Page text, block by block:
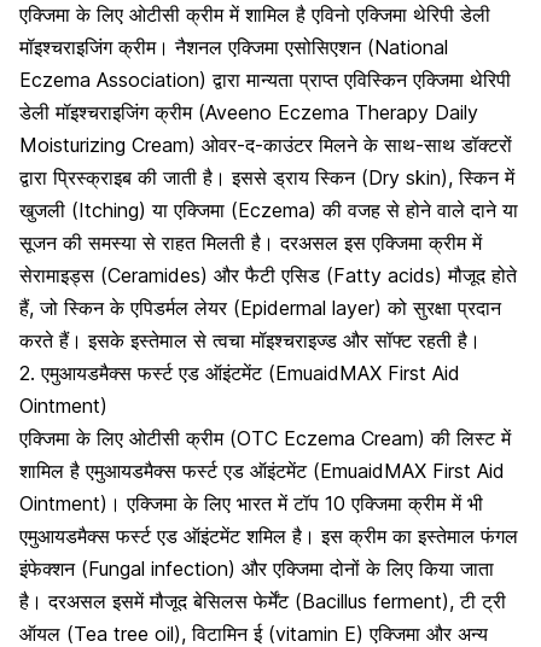
एक्जिमा के लिए ओटीसी क्रीम में शामिल है एविनो एक्जिमा थेरिपी डेली
मॉइश्चराइजिंग क्रीम। नैशनल एक्जिमा एसोसिएशन (National
Eczema Association) द्वारा मान्यता प्राप्त एविस्किन एक्जिमा थेरिपी
डेली मॉइश्चराइजिंग क्रीम (Aveeno Eczema Therapy Daily
Moisturizing Cream) ओवर-द-काउंटर मिलने के साथ-साथ डॉक्टरों
द्वारा प्रिस्क्राइब की जाती है। इससे ड्राय स्किन (Dry skin), स्किन में
खुजली (Itching) या एक्जिमा (Eczema) की वजह से होने वाले दाने या
सूजन की समस्या से राहत मिलती है। दरअसल इस एक्जिमा क्रीम में
सेरामाइड्स (Ceramides) औरफैटी एसिड (Fatty acids) मौजूद होते
हैं, जो स्किन के एपिडर्मल लेयर (Epidermal layer) को सुरक्षा प्रदान
करते हैं। इसके इस्तेमाल से त्वचा मॉइश्चराइज्ड और सॉफ्ट रहती है।
2. एमुआयडमैक्स फर्स्ट एड ऑइंटमेंट (EmuaidMAX First Aid
Ointment)
एक्जिमा के लिए ओटीसी क्रीम (OTC Eczema Cream) की लिस्ट में
शामिल है एमुआयडमैक्स फर्स्ट एड ऑइंटमेंट (EmuaidMAX First Aid
Ointment)। एक्जिमा के लिए भारत में टॉप 10 एक्जिमा क्रीम में भी
एमुआयडमैक्स फर्स्ट एड ऑइंटमेंट शमिल है। इस क्रीम का इस्तेमालफंगल
इंफेक्शन(Fungal infection) और एक्जिमा दोनों के लिए किया जाता
है। दरअसल इसमें मौजूद बेसिलस फेर्मेंट (Bacillus ferment), टी ट्री
ऑयल (Tea tree oil), विटामिन ई (vitamin E) एक्जिमा और अन्य